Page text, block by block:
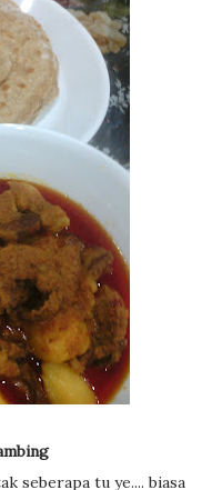
seberapa tu ye.... biasa